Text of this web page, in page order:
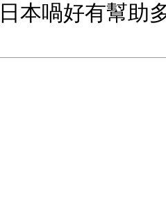
本喎好有幫助